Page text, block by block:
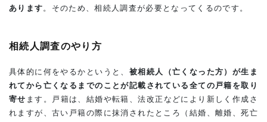
割
す
あります。そのため、相続人調査が必要となってくるのです。
相続人調査のやり方
具体的に何をやるかというと、 被相続人（亡くなった方）が生ま
れてから亡くなるまでのことが記載されている全ての戸籍を取り
寄せ ます。戸籍は、結婚や転籍、法改正などにより新しく作成さ
れますが、古い戸籍の際に抹消されたところ（結婚、離婚、死亡